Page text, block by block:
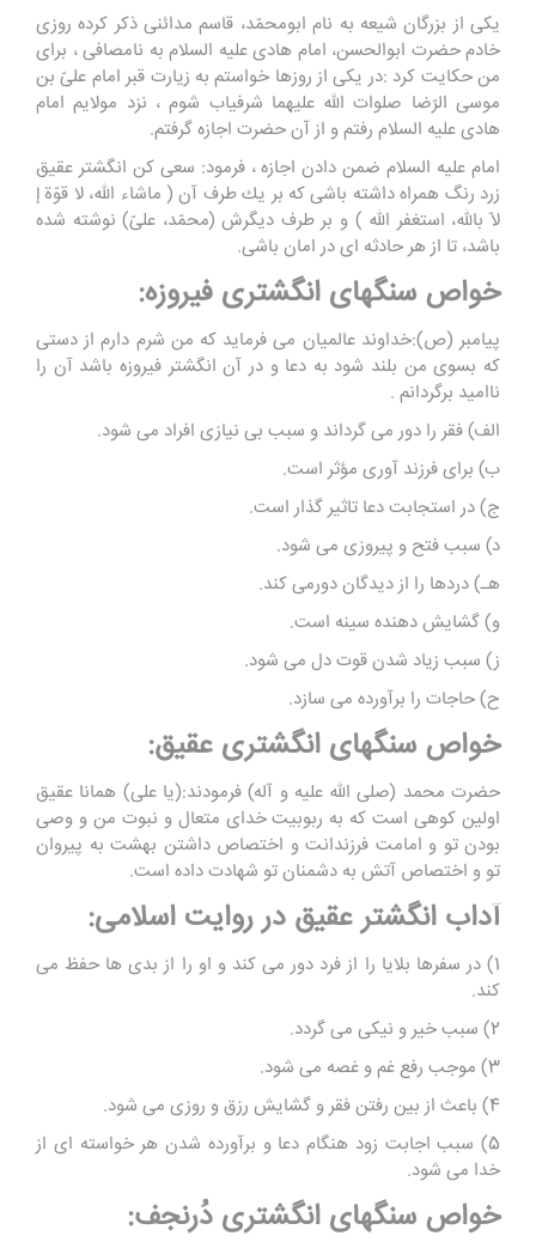
یكى از بزرگان شیعه به نام ابومحمّد، قاسم مدائنى ذکر کرده روزى
خادم حضرت ابوالحسن، امام هادى علیه السلام به نامصافى ، براى
من حكایت كرد :در یكى از روزها خواستم به زیارت قبر امام علىّ بن
موسى الرّضا صلوات الله علیهما شرفیاب شوم ، نزد مولایم امام
هادى علیه السلام رفتم و از آن حضرت اجازه گرفتم.
امام علیه السلام ضمن دادن اجازه ، فرمود: سعى كن انگشتر عقیق
زرد رنگ همراه داشته باشى كه بر یك طرف آن ( ماشاء الله، لا قوّة إ
لاّ بالله، استغفر الله ) و بر طرف دیگرش (محمّد، علىّ) نوشته شده
باشد، تا از هر حادثه اى در امان باشی.
خواص سنگهای انگشتری فیروزه:
پیامبر (ص):خداوند عالمیان می فرماید که من شرم دارم از دستی
که بسوی من بلند شود به دعا و در آن انگشتر فیروزه باشد آن را
ناامید برگردانم .
الف) فقر را دور می گرداند و سبب بی نیازی افراد می شود.
ب) برای فرزند آوری مؤثر است.
ج) در استجابت دعا تاثیر گذار است.
د) سبب فتح و پیروزی می شود.
هـ) دردها را از دیدگان دورمی کند.
و) گشایش دهنده سینه است.
ز) سبب زیاد شدن قوت دل می شود.
ح) حاجات را برآورده می سازد.
خواص سنگهای انگشتری عقیق:
حضرت محمد (صلی الله علیه و آله) فرمودند:(یا علی) همانا عقیق
اولین کوهی است که به ربوبیت خدای متعال و نبوت من و وصی
بودن تو و امامت فرزندانت و اختصاص داشتن بهشت به پیروان
تو و اختصاص آتش به دشمنان تو شهادت داده است.
آداب انگشتر عقیق در روایت اسلامی:
1) در سفرها بلایا را از فرد دور می کند و او را از بدی ها حفظ می
کند.
2) سبب خیر و نیکی می گردد.
3) موجب رفع غم و غصه می شود.
4) باعث از بین رفتن فقر و گشایش رزق و روزی می شود.
5) سبب اجابت زود هنگام دعا و برآورده شدن هر خواسته ای از
خدا می شود.
خواص سنگهای انگشتری دُرنجف: